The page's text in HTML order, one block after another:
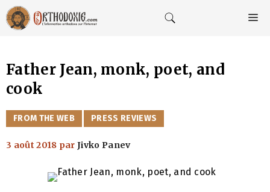
Aller
au
contenu
Father Jean, monk, poet, and
cook
CATÉGORIES
FROM THE WEB PRESS REVIEWS
3 août 2018 parJivko Panev